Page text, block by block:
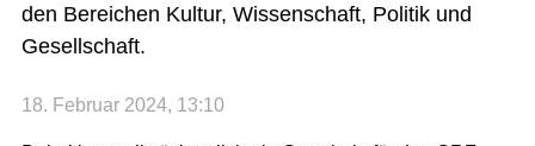
den Bereichen Kultur, Wissenschaft, Politik und
Gesellschaft.
18. Februar 2024, 13:10